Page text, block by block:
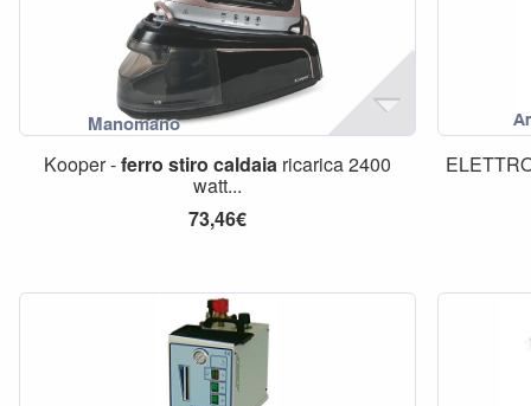
Kooper -ferro stiro caldaiaricarica 2400
watt...
73,46€